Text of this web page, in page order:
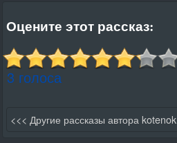
Оцените этот рассказ:
3 голоса
<<< Другие рассказы автора kotenok